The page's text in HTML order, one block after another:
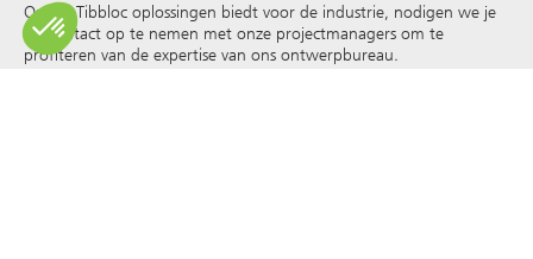
Omdat Tibbloc oplossingen biedt voor de industrie, nodigen we je
uit contact op te nemen met onze projectmanagers om te
profiteren van de expertise van ons ontwerpbureau.